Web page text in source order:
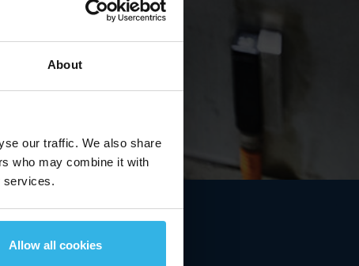
About
our traffic. We also share
who may combine it with
services.
Allow all cookies
€16.58
0.73 %